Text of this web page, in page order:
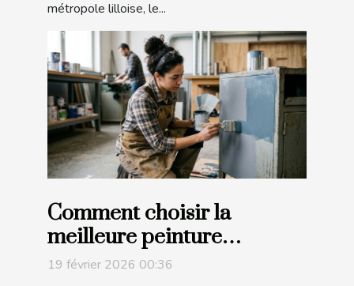
métropole lilloise, le...
Comment choisir la
meilleure peinture
industrielle pour différents
19 février 2026 00:36